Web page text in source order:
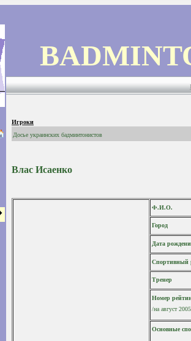
Игроки
Досье украинских бадминтонистов
Влас Исаенко
Ф.И.О.
Город
Дата
Спортивный
Тренер
Номер
/на август
Основные